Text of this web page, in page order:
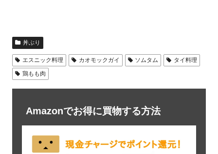
丼ぶり
エスニック料理 カオモックガイ ソムタム
タイ料理
鶏もも肉
Amazonでお得に買物する方法